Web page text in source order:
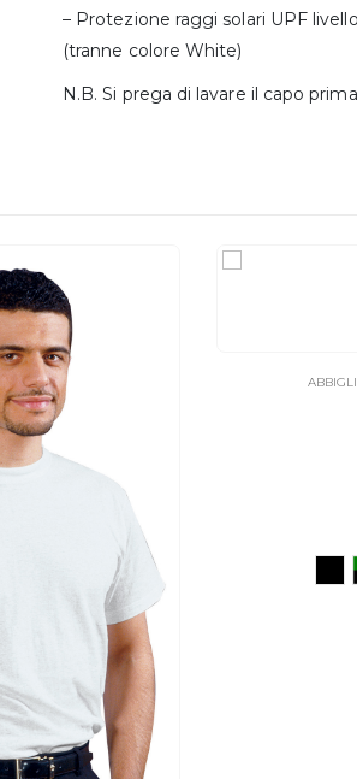
– Protezione raggi solari UPF
(tranne colore White)
N.B. Si prega di lavare il capo